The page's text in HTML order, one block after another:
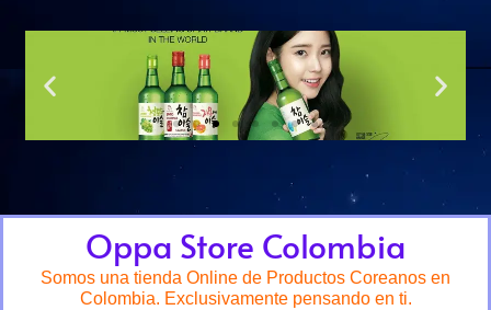
Oppa Store Colombia
Somos una tienda Online de Productos Coreanos en
Colombia. Exclusivamente pensando en ti.